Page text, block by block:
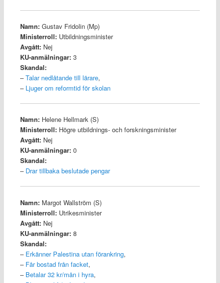
Namn:Gustav Fridolin (Mp)
Ministerroll:Utbildningsminister
Avgått:Nej
KU-anmälningar:3
Skandal:
–Talar nedlåtande till lärare,
– Ljuger om reformtid för skolan
Namn:Helene Hellmark (S)
Ministerroll:Högre utbildnings- och forskningsminister
Avgått:Nej
KU-anmälningar:0
Skandal:
– Drar tillbaka beslutade pengar
Namn:Margot Wallström (S)
Ministerroll:Utrikesminister
Avgått:Nej
KU-anmälningar:8
Skandal:
– Erkänner Palestina utan förankring,
– Får bostad från facket,
– Betalar 32 kr/mån i hyra,